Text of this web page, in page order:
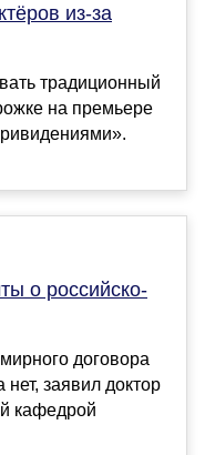
из-за
традиционный
на премьере
о российско-
договора
заявил доктор
кафедрой